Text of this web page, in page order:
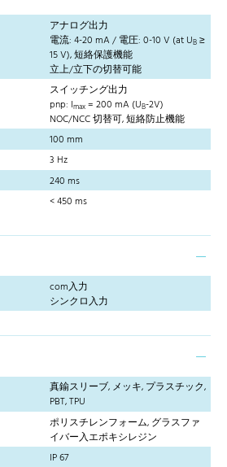
アナログ出力
電流: 4-20 mA / 電圧: 0-10 V (at UB ≥
15 V), 短絡保護機能
立上/立下の切替可能
スイッチング出力
pnp: Imax = 200 mA (UB-2V)
NOC/NCC 切替可, 短絡防止機能
100 mm
3 Hz
240 ms
< 450 ms
com入力
シンクロ入力
真鍮スリーブ, メッキ, プラスチック,
PBT, TPU
ポリスチレンフォーム, グラスファ
イバー入エポキシレジン
IP 67